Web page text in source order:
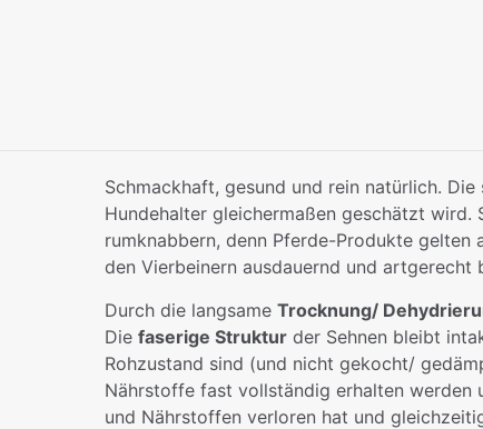
Schmackhaft, gesund und rein natürlich.
Hundehalter gleichermaßen geschätzt
rumknabbern, denn Pferde-Produkte gelten
den Vierbeinern ausdauernd und artgerecht
Durch die langsame Trocknung/
Die faserige Strukturder Sehnen bleibt
Rohzustand sind (und nicht gekocht/
Nährstoffe fast vollständig erhalten werden
und Nährstoffen verloren hat und